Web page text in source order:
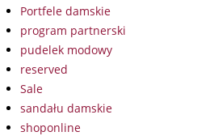
Portfele damskie
program partnerski
pudelek modowy
reserved
Sale
sandału damskie
shoponline